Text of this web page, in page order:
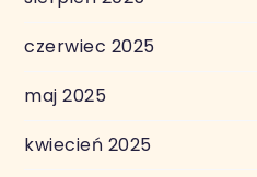
czerwiec 2025
maj 2025
kwiecień 2025